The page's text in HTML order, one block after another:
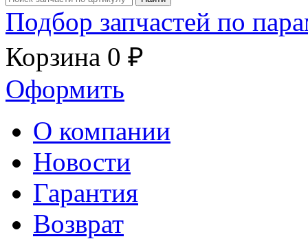
Подбор запчастей по
Корзина 0 ₽
Оформить
О компании
Новости
Гарантия
Возврат